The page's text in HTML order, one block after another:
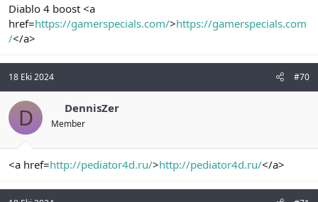
Diablo 4 boost <a
href=https://gamerspecials.com/>https://gamerspecials.com
/</a>
18 Eki 2024 #70
D DennisZer
Member
<a href=http://pediator4d.ru/>http://pediator4d.ru/</a>